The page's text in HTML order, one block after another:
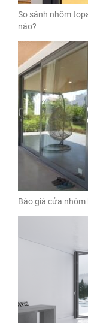
So sánh nhôm
nào?
Báo giá cửa